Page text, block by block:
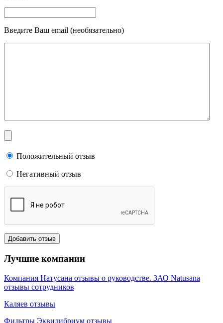
Введите Ваш email (необязательно)
Положительный отзыв
Негативный отзыв
Лучшие компании
Компания Натусана отзывы о руководстве. ЗАО Natusana
отзывы сотрудников
Каляев отзывы
Фильтры Эквилибриум отзывы